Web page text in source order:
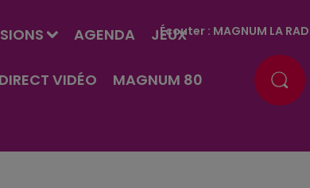
AGENDA JEUX
DIRECT VIDÉO MAGNUM 80
Écouter : MAGNUM LA